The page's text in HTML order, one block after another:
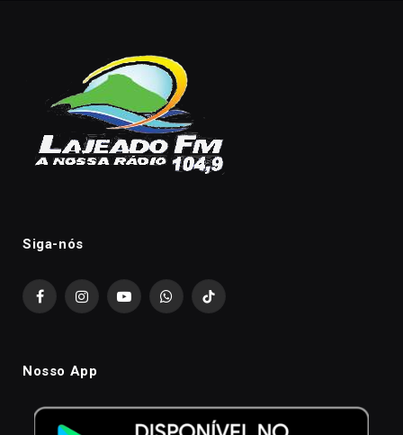
Siga-nós
FacebookInstagramYouTubeWhatsAppTikTok
Nosso App